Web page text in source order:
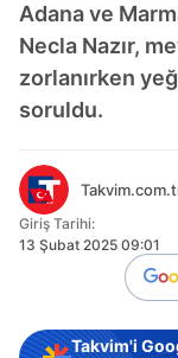
Adana ve
Necla Nazır,
zorlanırken
soruldu.
Giriş Tarihi:
13 Şubat 2025 09:01
Takvim'i